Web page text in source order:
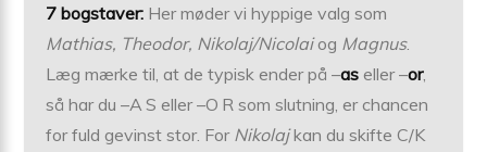
7 bogstaver: Her møder vi hyppige valg som
Mathias, Theodor, Nikolaj/Nicolaiog Magnus.
Læg mærke til, at de typisk ender på –as eller –or,
så har du ­­­–A S eller –O R som slutning, er chancen
for fuld gevinst stor. For Nikolajkan du skifte C/K